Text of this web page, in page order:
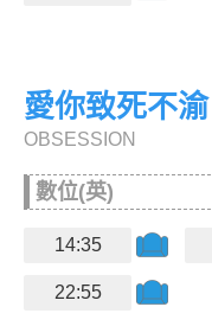
愛你致死不渝
OBSESSION
數位(英)
14:35
22:55